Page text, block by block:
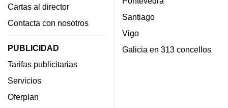
Cartas al director
Contacta con nosotros
PUBLICIDAD
Tarifas publicitarias
Servicios
Oferplan
Santiago
Vigo
Galicia en 313 concellos